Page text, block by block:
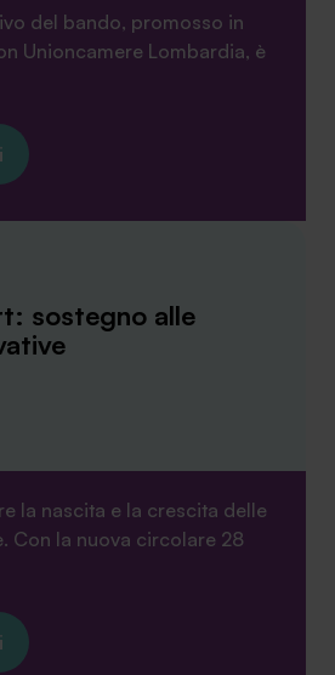
del bando, promosso in
Unioncamere Lombardia, è
sostegno alle
la nascita e la crescita delle
Con la nuova circolare 28